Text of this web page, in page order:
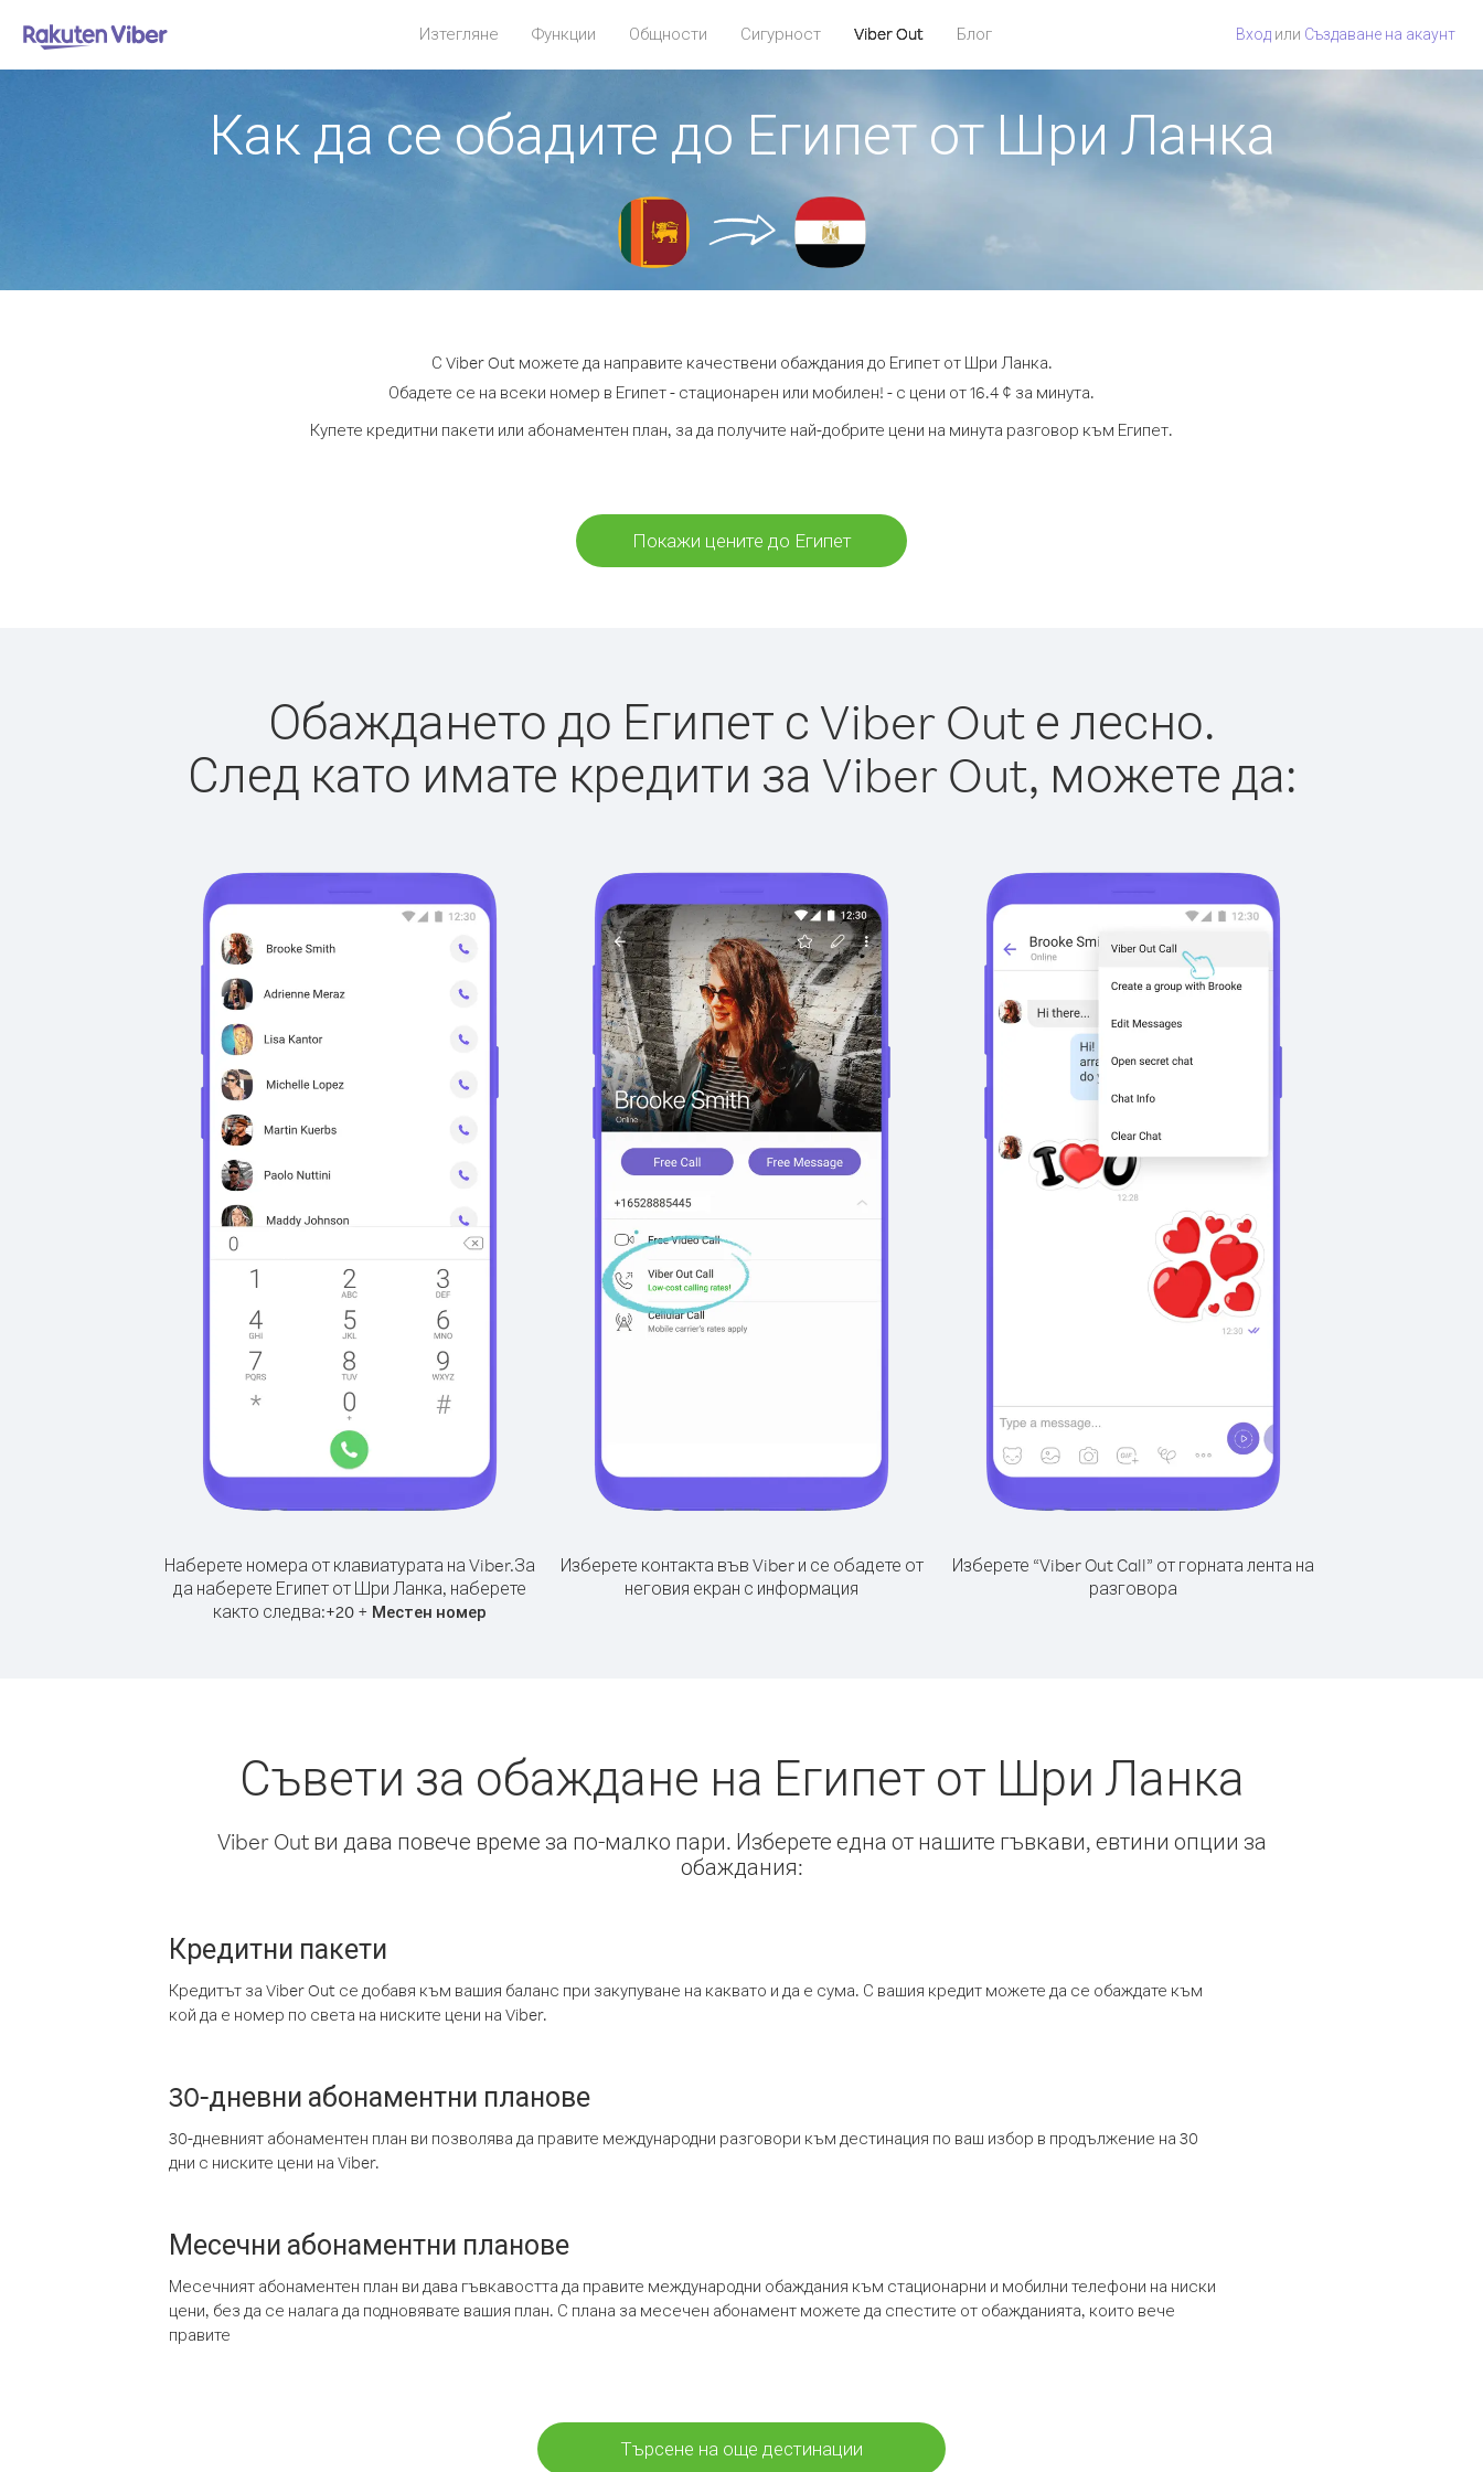
Изтегляне Функции Общности Сигурност Viber Out Блог Вход или Създаване на акаунт
Как да се обадите до Египет от Шри Ланка
С Viber Out можете да направите качествени обаждания до Египет от Шри Ланка.
Обадете се на всеки номер в Египет - стационарен или мобилен! - с цени от 16.4 ¢ за минута.
Купете кредитни пакети или абонаментен план, за да получите най-добрите цени на минута разговор към Египет.
Покажи цените до Египет
Обаждането до Египет с Viber Out е лесно.
След като имате кредити за Viber Out, можете да:
Наберете номера от клавиатурата на Viber.За
да наберете Египет от Шри Ланка, наберете
както следва:+20 + Местен номер
Изберете контакта във Viber и се обадете от
неговия екран с информация
Изберете “Viber Out Call” от горната лента на
разговора
Съвети за обаждане на Египет от Шри Ланка
Viber Out ви дава повече време за по-малко пари. Изберете една от нашите гъвкави, евтини опции за
обаждания:
Кредитни пакети
Кредитът за Viber Out се добавя към вашия баланс при закупуване на каквато и да е сума. С вашия кредит можете да се обаждате към
кой да е номер по света на ниските цени на Viber.
30-дневни абонаментни планове
30-дневният абонаментен план ви позволява да правите международни разговори към дестинация по ваш избор в продължение на 30
дни с ниските цени на Viber.
Месечни абонаментни планове
Месечният абонаментен план ви дава гъвкавостта да правите международни обаждания към стационарни и мобилни телефони на ниски
цени, без да се налага да подновявате вашия план. С плана за месечен абонамент можете да спестите от обажданията, които вече
правите
Търсене на още дестинации